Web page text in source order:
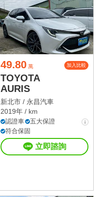
49.80 萬 加入比較
TOYOTA
AURIS
新北市 / 永昌汽車
2019年 / km
認證車
五大保證
符合保固
立即諮詢